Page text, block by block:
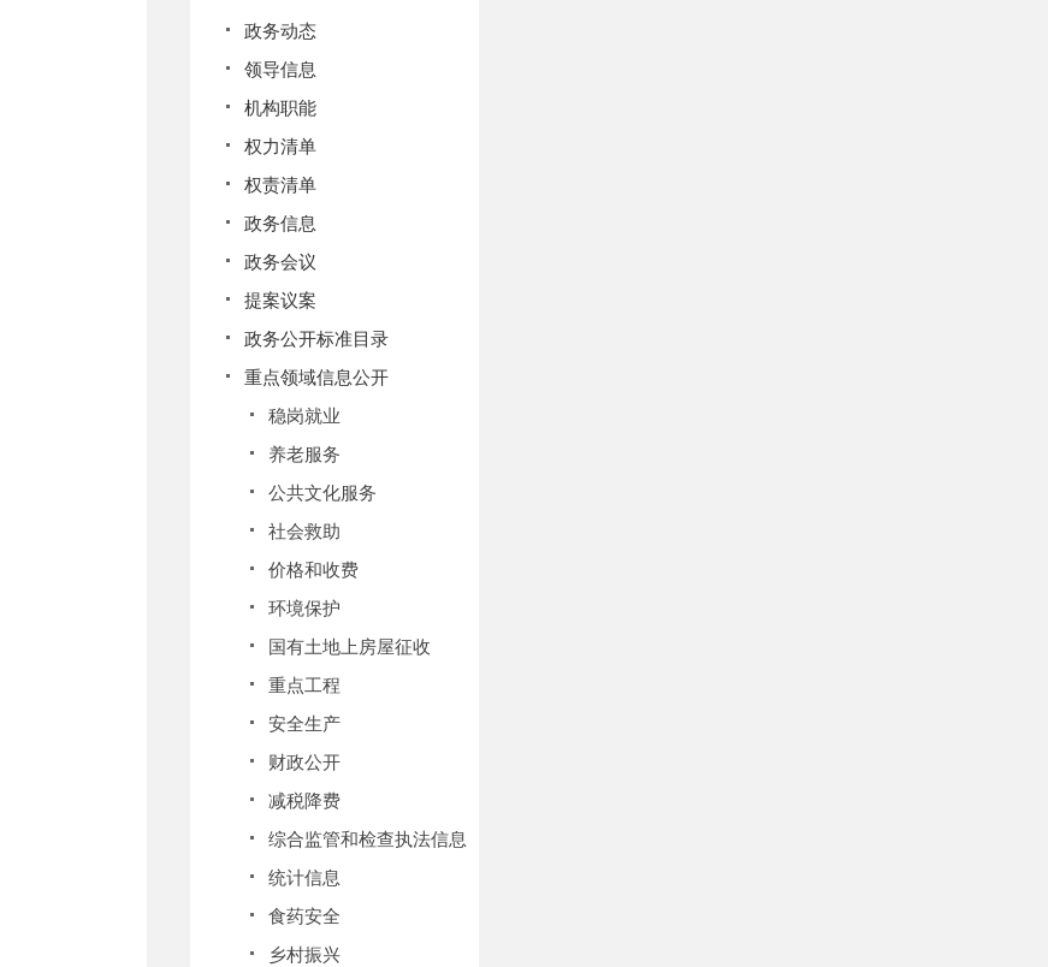
政务动态
领导信息
机构职能
权力清单
权责清单
政务信息
政务会议
提案议案
政务公开标准目录
重点领域信息公开
稳岗就业
养老服务
公共文化服务
社会救助
价格和收费
环境保护
国有土地上房屋征收
重点工程
安全生产
财政公开
减税降费
综合监管和检查执法信息
统计信息
食药安全
乡村振兴